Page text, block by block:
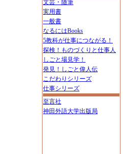
文芸・随筆
実用書
一般書
なるにはBooks
5教科が仕事につながる！
探検！ものづくりと仕事人
しごと場見学！
発見！しごと偉人伝
こだわりシリーズ
仕事シリーズ
至言社
神田外語大学出版局